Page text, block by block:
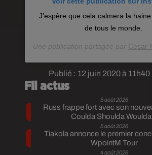
Publié : 12 juin 2020 à 11h40
J’espère que cela calmera la
de tous le monde.
Une publication partagée par Cesar
Fil actus
5 août 2026
Russ frappe fort avec son
Coulda Shoulda Woulda
5 août 2026
Tiakola annonce le premier
WpointM Tour
4 août 2026